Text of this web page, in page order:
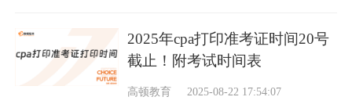
2025年cpa打印准考证时间20号
截止！附考试时间表
高顿教育 2025-08-22 17:54:07